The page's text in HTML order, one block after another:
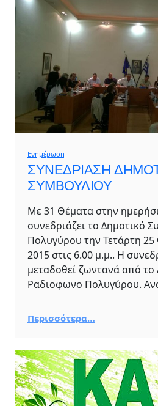
Ενημέρωση
ΣΥΝΕΔΡΙΑΣΗ
ΣΥΜΒΟΥΛΙΟΥ
Με 31 Θέματα στην
συνεδριάζει το Δημοτικό
Πολυγύρου την Τετάρτη
2015 στις 6.00 μ.μ.. Η
μεταδοθεί ζωντανά από το
Ραδιοφωνο Πολυγύρου.
Περισσότερα…